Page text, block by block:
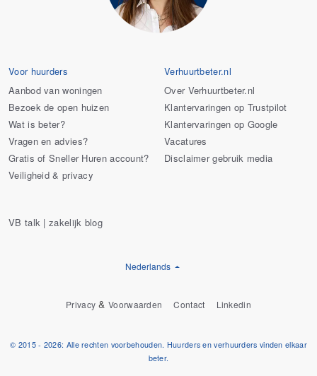
Voor huurders
Aanbod van woningen
Bezoek de open huizen
Wat is beter?
Vragen en advies?
Gratis of Sneller Huren account?
Veiligheid & privacy
Verhuurtbeter.nl
Over Verhuurtbeter.nl
Klantervaringen op Trustpilot
Klantervaringen op Google
Vacatures
Disclaimer gebruik media
VB talk | zakelijk blog
Nederlands
Privacy &Voorwaarden Contact Linkedin
© 2015 - 2026: Alle rechten voorbehouden. Huurders en verhuurders vinden elkaar
beter.